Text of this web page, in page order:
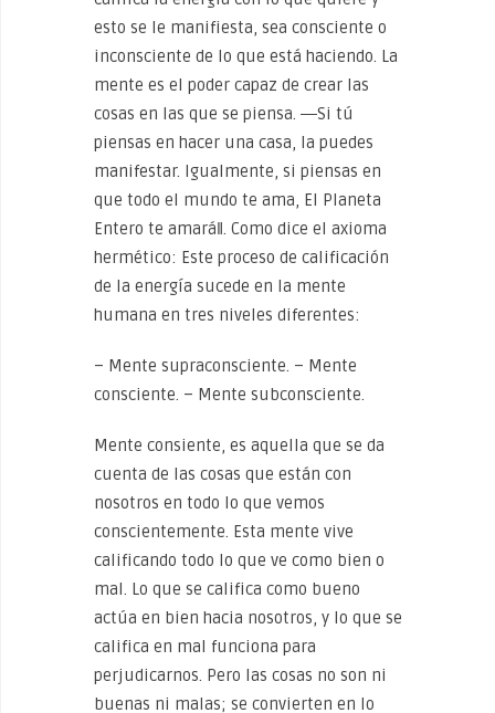
esto se le manifiesta, sea consciente o
inconsciente de lo que está haciendo. La
mente es el poder capaz de crear las
cosas en las que se piensa. ―Si tú
piensas en hacer una casa, la puedes
manifestar. Igualmente, si piensas en
que todo el mundo te ama, El Planeta
Entero te amará‖. Como dice el axioma
hermético: Este proceso de calificación
de la energía sucede en la mente
humana en tres niveles diferentes:
– Mente supraconsciente. – Mente
consciente. – Mente subconsciente.
Mente consiente, es aquella que se da
cuenta de las cosas que están con
nosotros en todo lo que vemos
conscientemente. Esta mente vive
calificando todo lo que ve como bien o
mal. Lo que se califica como bueno
actúa en bien hacia nosotros, y lo que se
califica en mal funciona para
perjudicarnos. Pero las cosas no son ni
buenas ni malas; se convierten en lo